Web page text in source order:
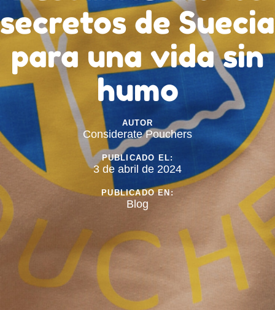
secretos de Suecia
para una vida sin
humo
AUTOR
Considerate Pouchers
PUBLICADO EL:
3 de abril de 2024
PUBLICADO EN:
Blog